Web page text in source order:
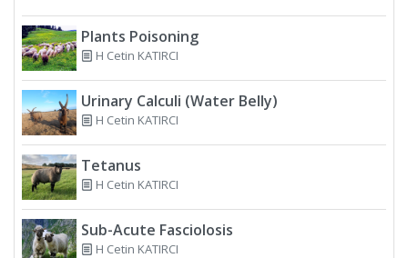
Plants Poisoning
H Cetin KATIRCI
Urinary Calculi (Water Belly)
H Cetin KATIRCI
Tetanus
H Cetin KATIRCI
Sub-Acute Fasciolosis
H Cetin KATIRCI